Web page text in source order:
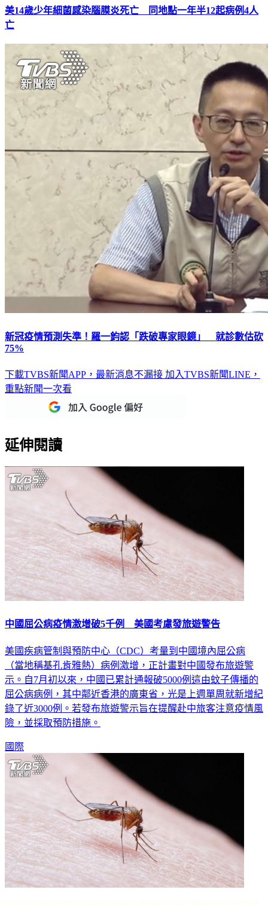
美14歲少年細菌感染腦膜炎死亡 同地點一年半12起病例4人
亡
新冠疫情預測失準！羅一鈞認「跌破專家眼鏡」 就診數估砍
75%
下載TVBS新聞APP，最新消息不漏接 加入TVBS新聞LINE，
重點新聞一次看
延伸閱讀
中國屈公病疫情激增破5千例 美國考慮發旅遊警告
美國疾病管制與預防中心（CDC）考量到中國境內屈公病
（當地稱基孔肯雅熱）病例激增，正計畫對中國發布旅遊警
示。自7月初以來，中國已累計通報破5000例這由蚊子傳播的
屈公病病例，其中鄰近香港的廣東省，光是上週單周就新增紀
錄了近3000例。若發布旅遊警示旨在提醒赴中旅客注意疫情風
險，並採取預防措施。
國際